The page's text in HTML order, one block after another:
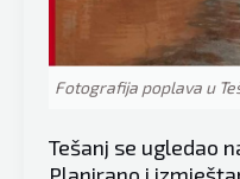
Ahmetlić?!?
Fotografija poplava u
Tešanj se ugledao